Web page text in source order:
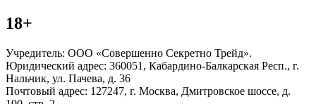
18+
Учредитель: ООО «Совершенно Секретно Трейд».
Юридический адрес: 360051, Кабардино-Балкарская Респ., г.
Нальчик, ул. Пачева, д. 36
Почтовый адрес: 127247, г. Москва, Дмитровское шоссе, д.